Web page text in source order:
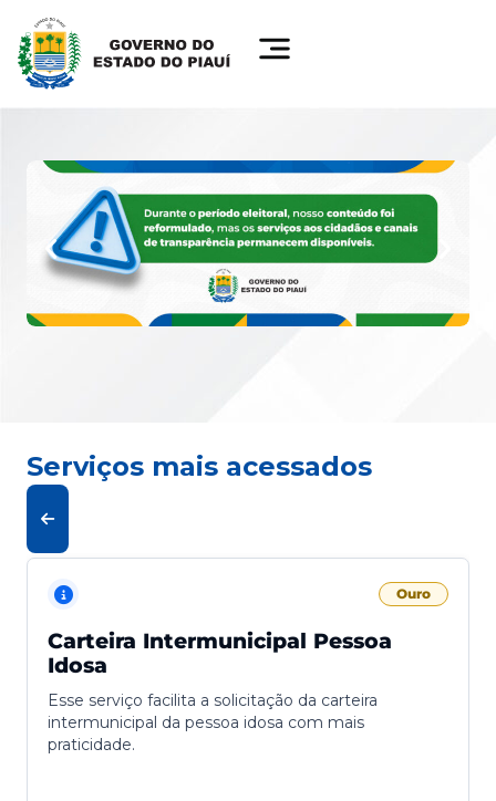
Serviços mais acessados
Ouro
Carteira Intermunicipal Pessoa
Idosa
Esse serviço facilita a solicitação da carteira
intermunicipal da pessoa idosa com mais
praticidade.